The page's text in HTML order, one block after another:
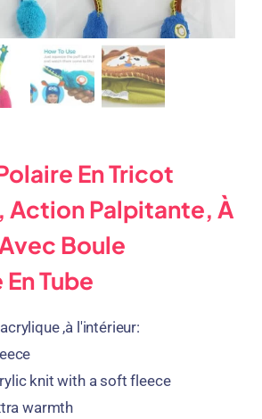
En Tricot
Action Palpitante, À
Boule
Tube
,à l'intérieur:
knit with a soft fleece
warmth